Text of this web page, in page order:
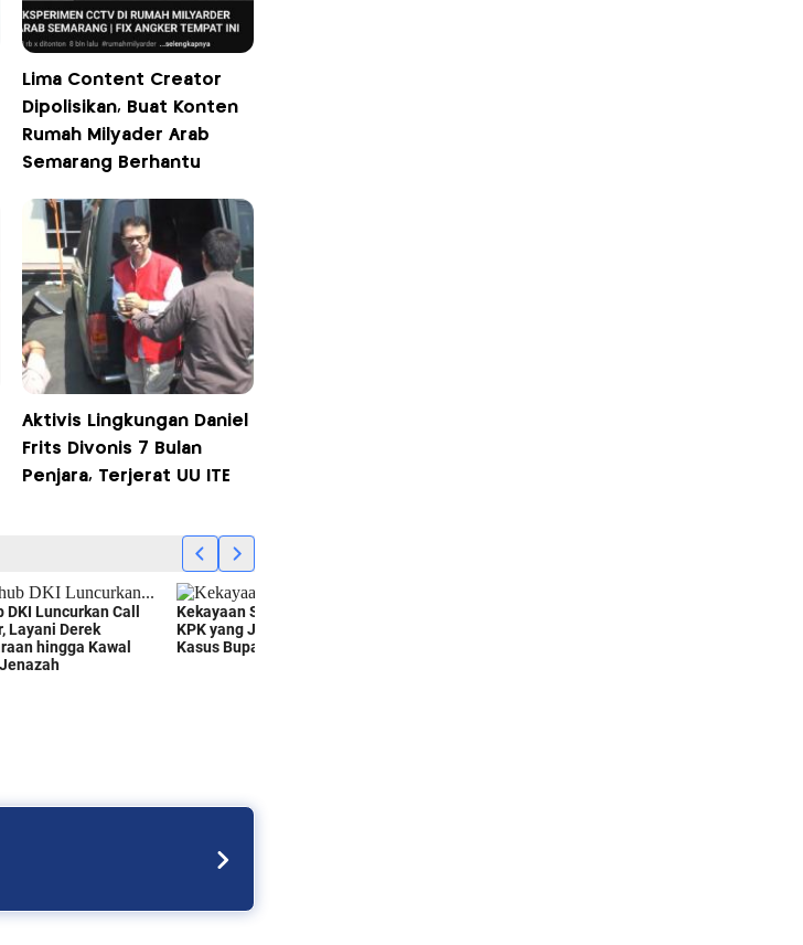
Lima Content Creator
Dipolisikan, Buat Konten
Rumah Milyader Arab
Semarang Berhantu
Aktivis Lingkungan Daniel
Frits Divonis 7 Bulan
Penjara, Terjerat UU ITE